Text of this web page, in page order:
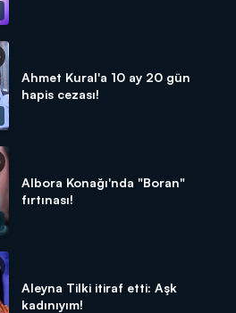
Ahmet Kural'a 10 ay 20 gün
hapis cezası!
Albora Konağı'nda "Boran"
fırtınası!
Aleyna Tilki itiraf etti: Aşk
kadınıyım!